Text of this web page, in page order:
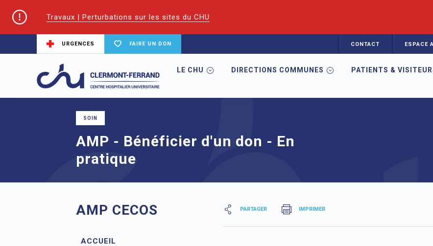
Travaux | Perturbations sur les sites du CHU
URGENCES FAIRE UN DON CONTACT ESPACE
LE CHU DIRECTIONS COMMUNES PATIENTS &
Accueil Trouver un service du CHU AMP CECOS AMP - Bénéficier d'un don - En pratique
SOIN
AMP - Bénéficier d'un don - En
pratique
AMP CECOS
ACCUEIL
PARTAGER IMPRIMER